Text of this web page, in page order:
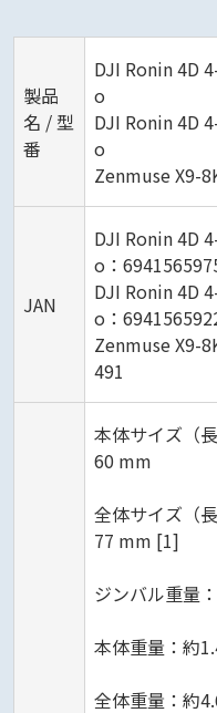
製品
名 / 型
番
DJI Ronin 4D
o
DJI Ronin 4D
o
Zenmuse X9-
JAN
DJI Ronin 4D
o：
DJI Ronin 4D
o：
Zenmuse X9-
491
本体サイズ（
60 mm
全体サイズ
77 mm [1]
ジンバル重量
本体重量：約
全体重量：約